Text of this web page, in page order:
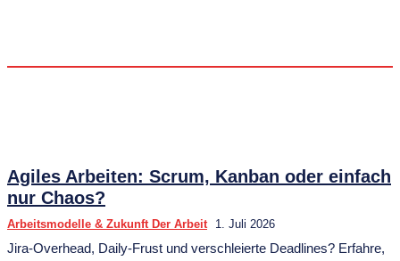
Agiles Arbeiten: Scrum, Kanban oder einfach
nur Chaos?
Arbeitsmodelle & Zukunft Der Arbeit 1. Juli 2026
Jira-Overhead, Daily-Frust und verschleierte Deadlines? Erfahre,